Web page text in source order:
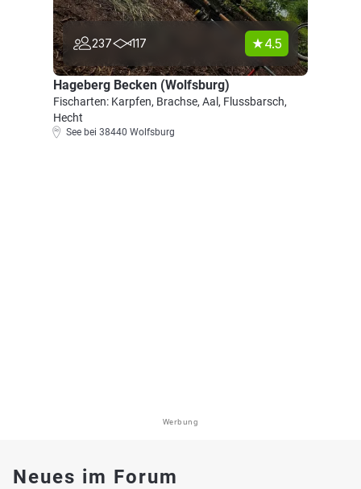
237 117 4.5
Hageberg Becken (Wolfsburg)
Fischarten: Karpfen, Brachse, Aal, Flussbarsch,
Hecht
See bei 38440 Wolfsburg
Werbung
Neues im Forum